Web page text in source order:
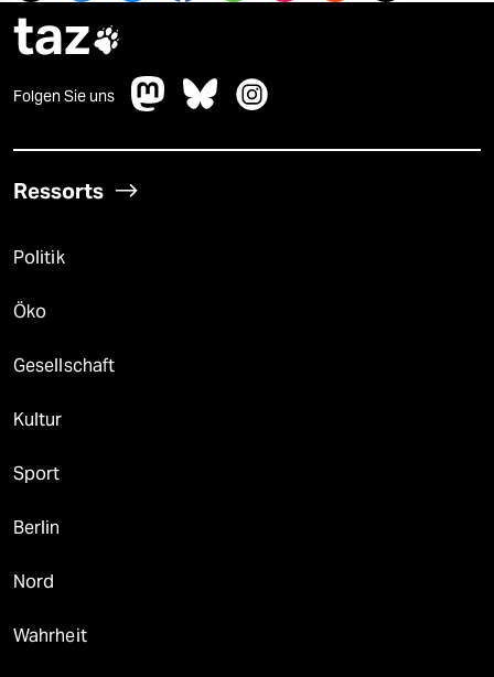
taz
Folgen Sie uns
Ressorts
Politik
Öko
Gesellschaft
Kultur
Sport
Berlin
Nord
Wahrheit